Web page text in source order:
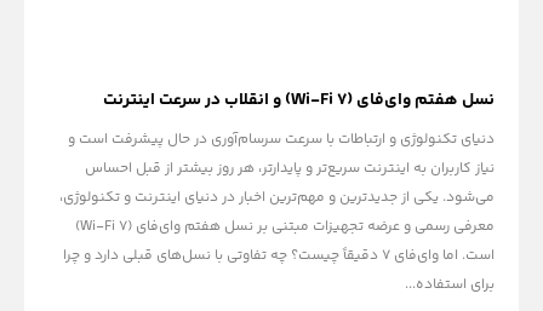
نسل هفتم وای‌فای (Wi-Fi 7) و انقلاب در سرعت اینترنت
دنیای تکنولوژی و ارتباطات با سرعت سرسام‌آوری در حال پیشرفت است و
نیاز کاربران به اینترنت سریع‌تر و پایدارتر، هر روز بیشتر از قبل احساس
می‌شود. یکی از جدیدترین و مهم‌ترین اخبار در دنیای اینترنت و تکنولوژی،
معرفی رسمی و عرضه تجهیزات مبتنی بر نسل هفتم وای‌فای (Wi-Fi 7)
است. اما وای‌فای ۷ دقیقاً چیست؟ چه تفاوتی با نسل‌های قبلی دارد و چرا
برای استفاده...